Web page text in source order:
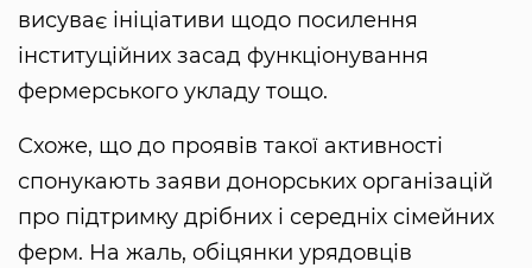
висуває ініціативи щодо посилення
інституційних засад функціонування
фермерського укладу тощо.
Схоже, що до проявів такої активності
спонукають заяви донорських організацій
про підтримку дрібних і середніх сімейних
ферм. На жаль, обіцянки урядовців